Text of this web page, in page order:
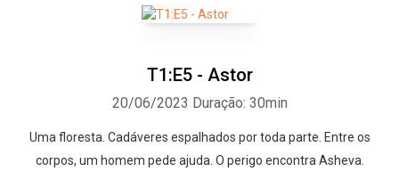
T1:E5 - Astor
20/06/2023 Duração: 30min
Uma floresta. Cadáveres espalhados por toda parte. Entre os
corpos, um homem pede ajuda. O perigo encontra Asheva.